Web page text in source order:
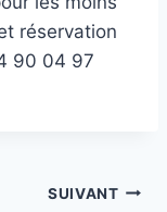
réservation
90 04 97
SUIVANT